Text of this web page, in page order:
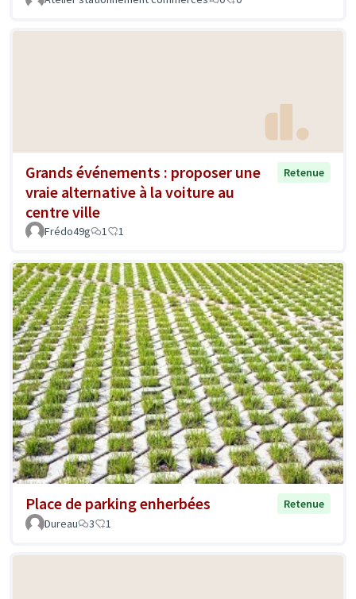
Grands événements : proposer une
vraie alternative à la voiture au
centre ville
Retenue
Frédo49g 1 1
Place de parking enherbées
Retenue
Dureau
3 1